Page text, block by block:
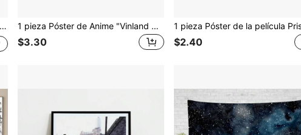
1 pieza Póster de Anime "Vinland Saga" para Colgar en la Pared - HD, Arte Decorativo Impermeable. Ideal para Dormitorio y Sala de Estar Decoración del Hogar; Una Opción de Regalo Perfecta. Sin Marco.
$3.30 $2.40